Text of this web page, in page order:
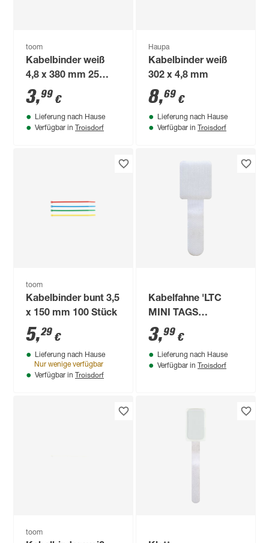
toom
Kabelbinder weiß
4,8 x 380 mm 25
Stück
3,99 €
Lieferung nach Hause
Verfügbar in Troisdorf
Haupa
Kabelbinder weiß
302 x 4,8 mm
8,69 €
Lieferung nach Hause
Verfügbar in Troisdorf
toom
Kabelbinder bunt 3,5
x 150 mm 100 Stück
5,29 €
Lieferung nach Hause
Nur wenige verfügbar
Verfügbar in Troisdorf
Kabelfahne 'LTC
MINI TAGS
KMWC2010' 9 x 1,2
x 0,2 cm 10 Stück
3,99 €
Lieferung nach Hause
Verfügbar in Troisdorf
toom